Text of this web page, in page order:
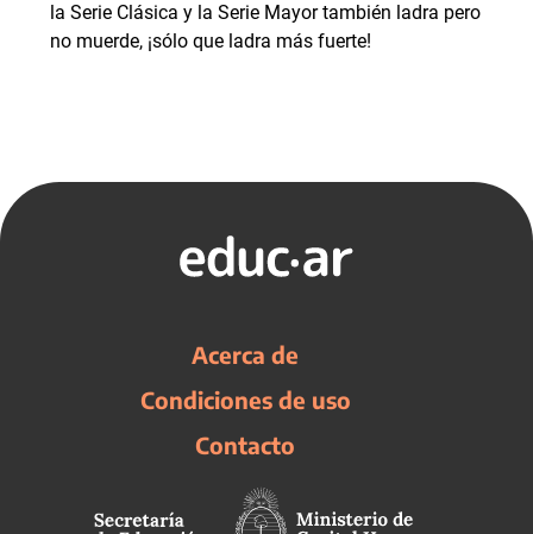
la Serie Clásica y la Serie Mayor también ladra pero
no muerde, ¡sólo que ladra más fuerte!
Acerca de
Condiciones de uso
Contacto